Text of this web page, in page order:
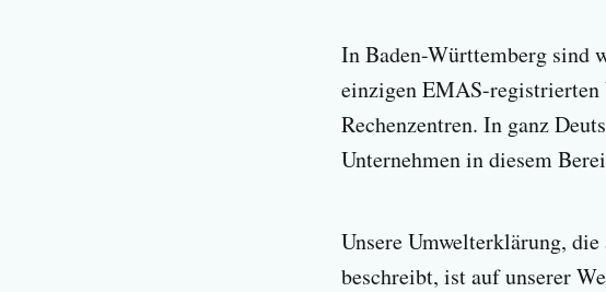
In Baden-Württemberg sind
einzigen EMAS-
Rechenzentren. In ganz
Unternehmen in diesem
Unsere Umwelterklärung,
beschreibt, ist auf unserer